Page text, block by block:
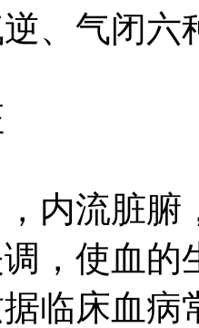
、气闭六
流脏腑
，使血的
临床血